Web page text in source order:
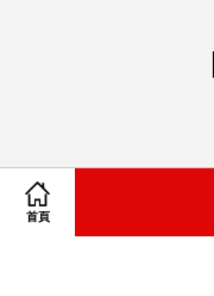
首頁